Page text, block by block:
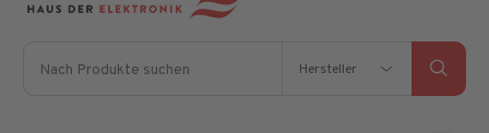
Hersteller